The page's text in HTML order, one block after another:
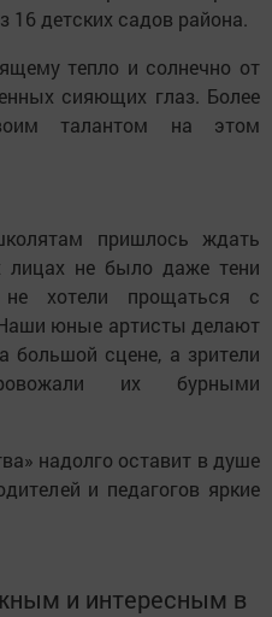
детских садов района.
тепло и солнечно от
сияющих глаз. Более
талантом на этом
пришлось ждать
лицах не было даже тени
хотели прощаться с
юные артисты делают
большой сцене, а зрители
их бурными
надолго оставит в душе
и педагогов яркие
и интересным в